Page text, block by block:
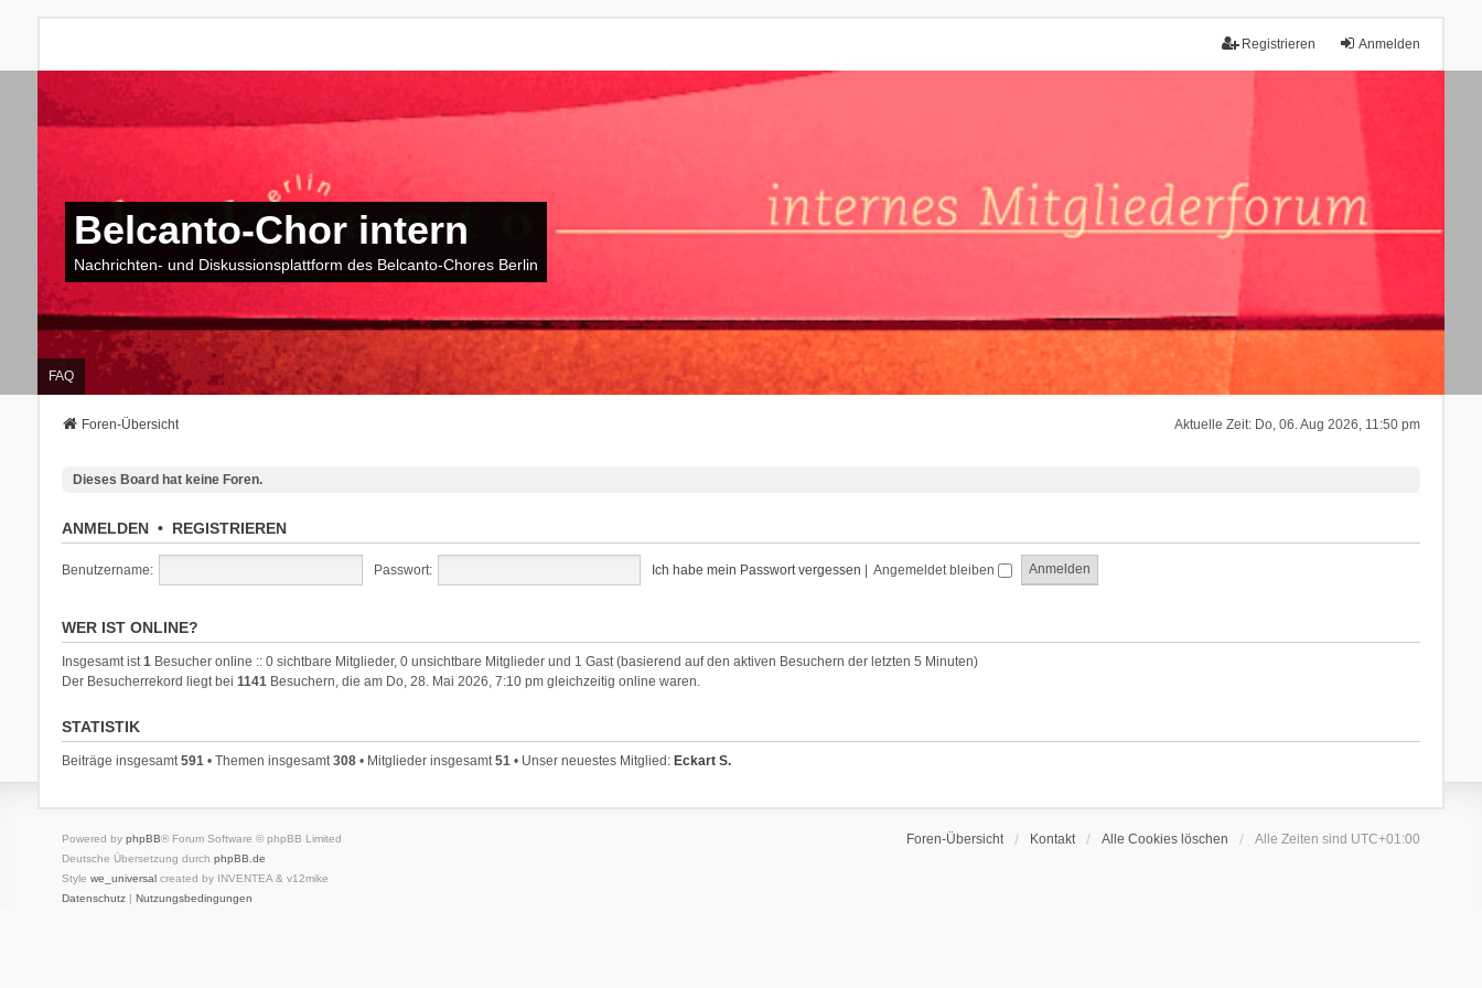
Anmelden
Registrieren
Belcanto-Chor intern
Nachrichten- und Diskussionsplattform des Belcanto-Chores Berlin
FAQ
Aktuelle Zeit: Do, 06. Aug 2026, 11:50 pm
Foren-Übersicht
Dieses Board hat keine Foren.
ANMELDEN• REGISTRIEREN
Benutzername: Passwort: Ich habe mein Passwort vergessen | Angemeldet bleiben
WER IST ONLINE?
Insgesamt ist1Besucher online :: 0 sichtbare Mitglieder, 0 unsichtbare Mitglieder und 1 Gast (basierend auf den aktiven Besuchern der letzten 5 Minuten)
Der Besucherrekord liegt bei 1141Besuchern, die am Do, 28. Mai 2026, 7:10 pm gleichzeitig online waren.
STATISTIK
Beiträge insgesamt591• Themen insgesamt308• Mitglieder insgesamt51• Unser neuestes Mitglied: Eckart S.
Foren-Übersicht Kontakt Alle Cookies löschen Alle Zeiten sind UTC+01:00
Powered by phpBB® Forum Software © phpBB Limited
Deutsche Übersetzung durch phpBB.de
Style we_universalcreated by INVENTEA & v12mike
Datenschutz| Nutzungsbedingungen